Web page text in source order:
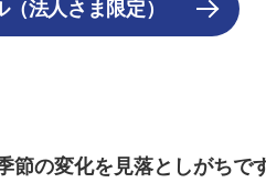
法人さま限定）
節の変化を見落としがち